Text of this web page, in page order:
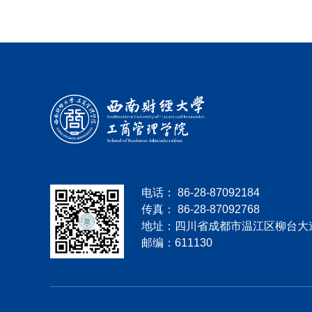
电话： 86-28-87092184
传真： 86-28-87092768
地址：四川省成都市温江区柳台大
邮编：611130